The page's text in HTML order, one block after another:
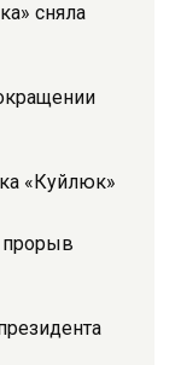
сняла
«Куйлюк»
прорыв